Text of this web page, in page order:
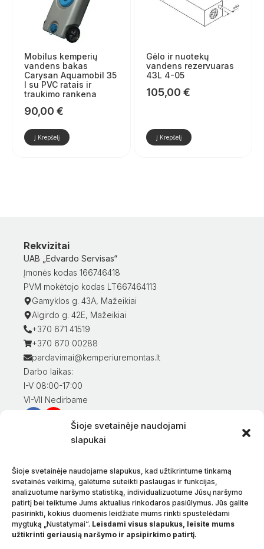
Šioje svetainėje naudojami
slapukai
Šioje svetainėje naudojame slapukus, kad užtikrintume tinkamą
svetainės veikimą, galėtume suteikti paslaugas ir funkcijas,
analizuotume naršymo statistiką, individualizuotume Jūsų naršymo
patirtį bei teiktume Jums aktualius rinkodaros pasiūlymus. Jūs galite
pasirinkti, kokius duomenis leidžiate mums rinkti spustelėdami
mygtuką „Nustatymai“. Leisdami visus slapukus, leisite mums
užtikrinti geriausią naršymo ir apsipirkimo patirtį.
Mobilus kemperių
vandens bakas
Carysan Aquamobil 35
l su PVC ratais ir
traukimo rankena
90,00 €
Į Krepšelį
Gėlo ir nuotekų
vandens rezervuaras
43L 4-05
105,00 €
Į Krepšelį
Rekvizitai
UAB „Edvardo Servisas“
Įmonės kodas 166746418
PVM mokėtojo kodas LT667464113
Gamyklos g. 43A, Mažeikiai
Algirdo g. 42E, Mažeikiai
+370 671 41519
+370 670 00288
pardavimai@kemperiuremontas.lt
Darbo laikas:
I-V 08:00-17:00
VI-VII Nedirbame
Informacija klientams
Prekių pristatymas
Prekių grąžinimas
Sąlygos ir taisyklės
Privatumo politika
Apie mus